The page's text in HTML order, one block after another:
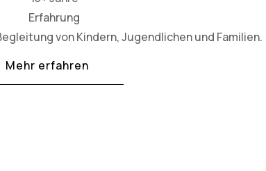
Erfahrung
von Kindern, Jugendlichen und Familien.
Mehr erfahren